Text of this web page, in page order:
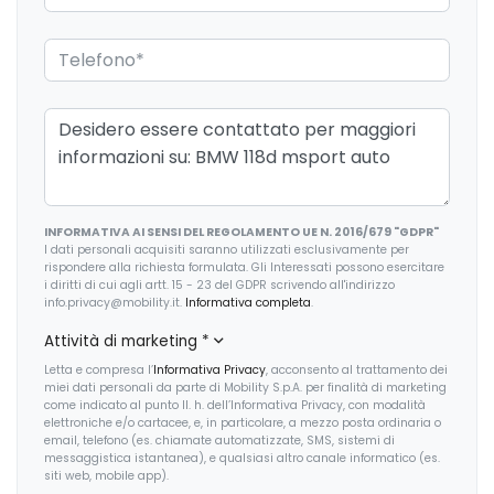
Sedile riscaldato lato guidatore
Sedili anteriori regolabili
Sedili anteriori sportivi
Selettore stile di guida
Servosterzo
Sistema audio
Sistema di chiamata d'emergenza
Sistema di frenata anti collisione
Sistema di riconoscimento stanchezza guidatore
Sospensioni regolabili
Specchietti retrovisori colorati
Impianto di scarico
Indicatore pressione pneumatici
Interni in alcantara e pelle
Interni personalizzazione colori
Luci di emergenza
Metallizzata
Mobility kit
Personal esim
Personalizzazione colori esterni
Personalizzazioni linea e stile
Porta usb
INFORMATIVA AI SENSI DEL REGOLAMENTO UE N. 2016/679 "GDPR"
I dati personali acquisiti saranno utilizzati esclusivamente per
rispondere alla richiesta formulata. Gli Interessati possono esercitare
i diritti di cui agli artt. 15 - 23 del GDPR scrivendo all'indirizzo
info.privacy@mobility.it. Informativa completa.
Attività di marketing *
Letta e compresa l’Informativa Privacy, acconsento al trattamento dei
miei dati personali da parte di Mobility S.p.A. per finalità di marketing
come indicato al punto II. h. dell’Informativa Privacy, con modalità
elettroniche e/o cartacee, e, in particolare, a mezzo posta ordinaria o
email, telefono (es. chiamate automatizzate, SMS, sistemi di
messaggistica istantanea), e qualsiasi altro canale informatico (es.
siti web, mobile app).